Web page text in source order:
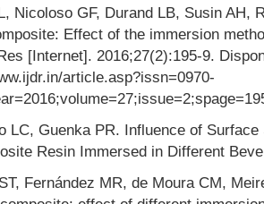
Nicoloso GF, Durand LB, Susin AH,
Effect of the immersion
[Internet]. 2016;27(2):195-9.
article.asp?issn=0970-
LC, Guenka PR. Influence of
Resin Immersed in Different
Fernández MR, de Moura CM,